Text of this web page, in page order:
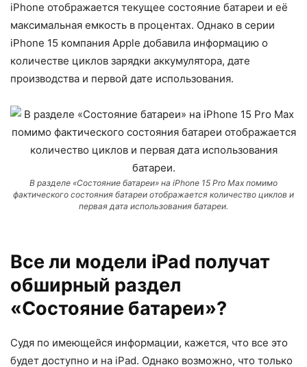
iPhone отображается текущее состояние батареи и её
максимальная емкость в процентах. Однако в серии
iPhone 15 компания Apple добавила информацию о
количестве циклов зарядки аккумулятора, дате
производства и первой дате использования.
В разделе «Состояние батареи» на iPhone 15 Pro Max помимо
фактического состояния батареи отображается количество циклов и
первая дата использования батареи.
Все ли модели iPad получат
обширный раздел
«Состояние батареи»?
Судя по имеющейся информации, кажется, что все это
будет доступно и на iPad. Однако возможно, что только